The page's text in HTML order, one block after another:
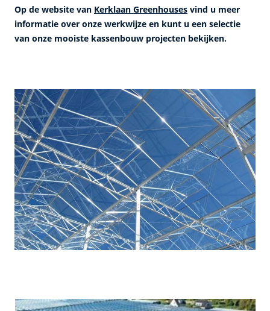
Op de website van Kerklaan Greenhouses vind u meer
informatie over onze werkwijze en kunt u een selectie
van onze mooiste kassenbouw projecten bekijken.